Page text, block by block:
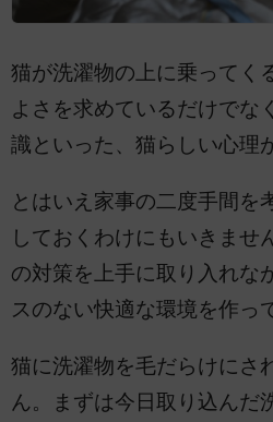
猫が洗濯物の上に乗ってく
よさを求めているだけでな
識といった、猫らしい心理
とはいえ家事の二度手間を
しておくわけにもいきませ
の対策を上手に取り入れな
スのない快適な環境を作っ
猫に洗濯物を毛だらけにさ
ん。まずは今日取り込んだ